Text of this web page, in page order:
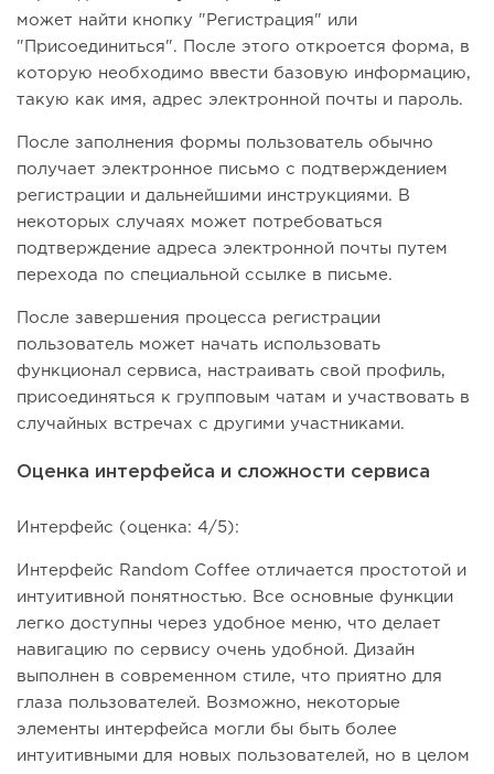
может найти кнопку "Регистрация" или
"Присоединиться". После этого откроется форма, в
которую необходимо ввести базовую информацию,
такую как имя, адрес электронной почты и пароль.
После заполнения формы пользователь обычно
получает электронное письмо с подтверждением
регистрации и дальнейшими инструкциями. В
некоторых случаях может потребоваться
подтверждение адреса электронной почты путем
перехода по специальной ссылке в письме.
После завершения процесса регистрации
пользователь может начать использовать
функционал сервиса, настраивать свой профиль,
присоединяться к групповым чатам и участвовать в
случайных встречах с другими участниками.
Оценка интерфейса и сложности сервиса
Интерфейс (оценка: 4/5):
Интерфейс Random Coffee отличается простотой и
интуитивной понятностью. Все основные функции
легко доступны через удобное меню, что делает
навигацию по сервису очень удобной. Дизайн
выполнен в современном стиле, что приятно для
глаза пользователей. Возможно, некоторые
элементы интерфейса могли бы быть более
интуитивными для новых пользователей, но в целом